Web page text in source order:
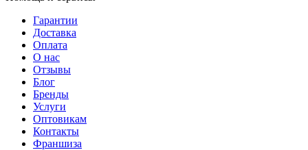
Гарантии
Доставка
Оплата
О нас
Отзывы
Блог
Бренды
Услуги
Оптовикам
Контакты
Франшиза